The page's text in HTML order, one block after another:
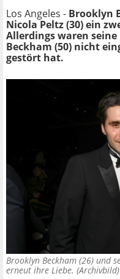
Los Angeles - Brooklyn
Nicola Peltz (30) ein
Allerdings waren
Beckham (50) nicht
gestört hat.
Brooklyn Beckham (26) und
erneut ihre Liebe.